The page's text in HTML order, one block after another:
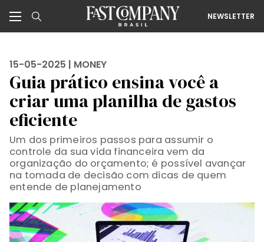
NEWSLETTER
15-05-2025 | MONEY
Guia prático ensina você a
criar uma planilha de gastos
eficiente
Um dos primeiros passos para assumir o
controle da sua vida financeira vem da
organização do orçamento; é possível avançar
na tomada de decisão com dicas de quem
entende de planejamento